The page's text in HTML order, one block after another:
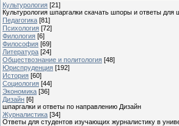
Культурология [21]
Культурология шпаргалки скачать шпоры и ответы
Педагогика [81]
Психология [72]
Филология [6]
Философия [69]
Литература [24]
Обществознание и политология [48]
Юриспруденция [192]
История [60]
Социология [44]
Экономика [36]
Дизайн [6]
шпаргалки и ответы по направлению Дизайн
Журналистика [34]
Ответы для студентов изучающих журналистику в